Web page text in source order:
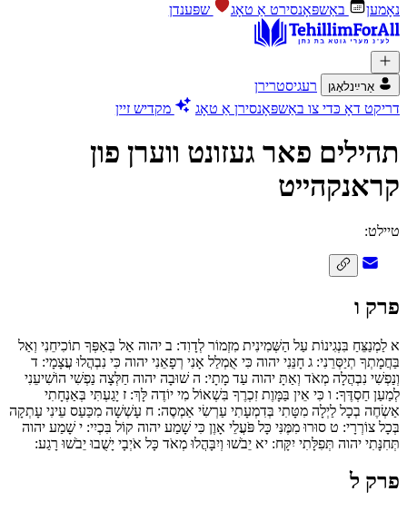
נאָמען
באַשפּאָנסירט אַ טאָג שפּענדן
אַרײַנלאָגן
רעגיסטרירן
דריקט דאָ כּדי צו באַשפּאָנסירן אַ טאָג
מקדיש זיין
תהילים פאר געזונט ווערן פון
קראנקהייט
טיילט:
פרק ו
א לַמְנַצֵּחַ בִּנְגִינוֹת עַל הַשְּׁמִינִית מִזְמוֹר לְדָוִד: ב יהוה אַל בְּאַפְּךָ תוֹכִיחֵנִי וְאַל
בַּחֲמָתְךָ תְיַסְּרֵנִי: ג חָנֵּנִי יהוה כִּי אֻמְלַל אָנִי רְפָאֵנִי יהוה כִּי נִבְהֲלוּ עֲצָמָי: ד
וְנַפְשִׁי נִבְהֲלָה מְאֹד וְאַתָּ יהוה עַד מָתָי: ה שׁוּבָה יהוה חַלְּצָה נַפְשִׁי הוֹשִׁיעֵנִי
לְמַעַן חַסְדֶּךָ: ו כִּי אֵין בַּמָּוֶת זִכְרֶךָ בִּשְׁאוֹל מִי יוֹדֶה לָּךְ: ז יָגַעְתִּי בְּאַנְחָתִי
אַשְׂחֶה בְכָל לַיְלָה מִטָּתִי בְּדִמְעָתִי עַרְשִׂי אַמְסֶה: ח עָשְׁשָׁה מִכַּעַס עֵינִי עָתְקָה
בְּכָל צוֹרְרָי: ט סוּרוּ מִמֶּנִּי כָּל פֹּעֲלֵי אָוֶן כִּי שָׁמַע יהוה קוֹל בִּכְיִי: י שָׁמַע יהוה
תְּחִנָּתִי יהוה תְּפִלָּתִי יִקָּח: יא יֵבֹשׁוּ וְיִבָּהֲלוּ מְאֹד כָּל אֹיְבָי יָשֻׁבוּ יֵבֹשׁוּ רָגַע:
פרק ל